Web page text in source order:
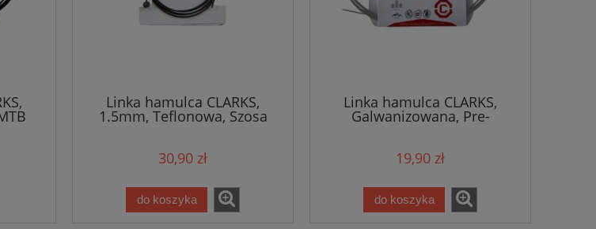
Linka hamulca CLARKS,
1.5mm, Teflonowa, Szosa
30,90 zł
do koszyka
Linka hamulca CLARKS,
Galwanizowana, Pre-
19,90 zł
do koszyka